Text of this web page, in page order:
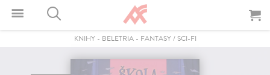
KNIHY- BELETRIA- FANTASY / SCI-FI